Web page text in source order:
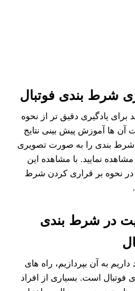
شرط بندی فوتبال
برای یادگیری دقیق تر از نحوه
آن ها آموزش پیش بینی نتایج
شرط بندی را به صورت تصویری
مشاهده نمایید. با مشاهده این
در نحوه بر قراری کردن شرط
در شرط بندی
به آن بپردازیم، راه های
است. بسیاری از افراد